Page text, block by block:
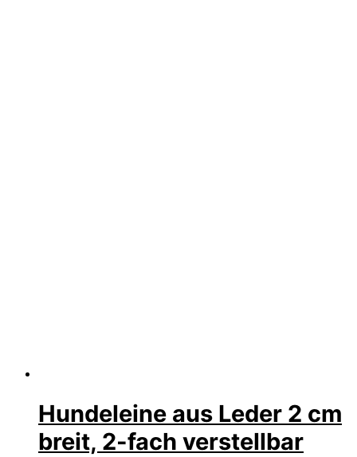
Hundeleine aus Leder 2 cm
breit, 2-fach verstellbar